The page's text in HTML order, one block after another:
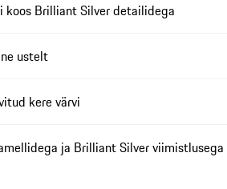
koos Brilliant Silver detailidega
ustelt
kere värvi
ja Brilliant Silver viimistlusega